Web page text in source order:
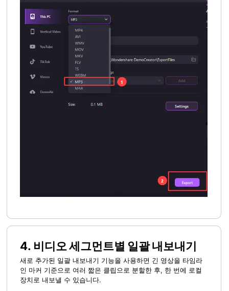
4. 비디오 세그먼트별 일괄 내보내기
새로 추가된 일괄 내보내기 기능을 사용하면 긴 영상을 타임라
인 마커 기준으로 여러 짧은 클립으로 분할한 후, 한 번에 로컬
장치로 내보낼 수 있습니다.